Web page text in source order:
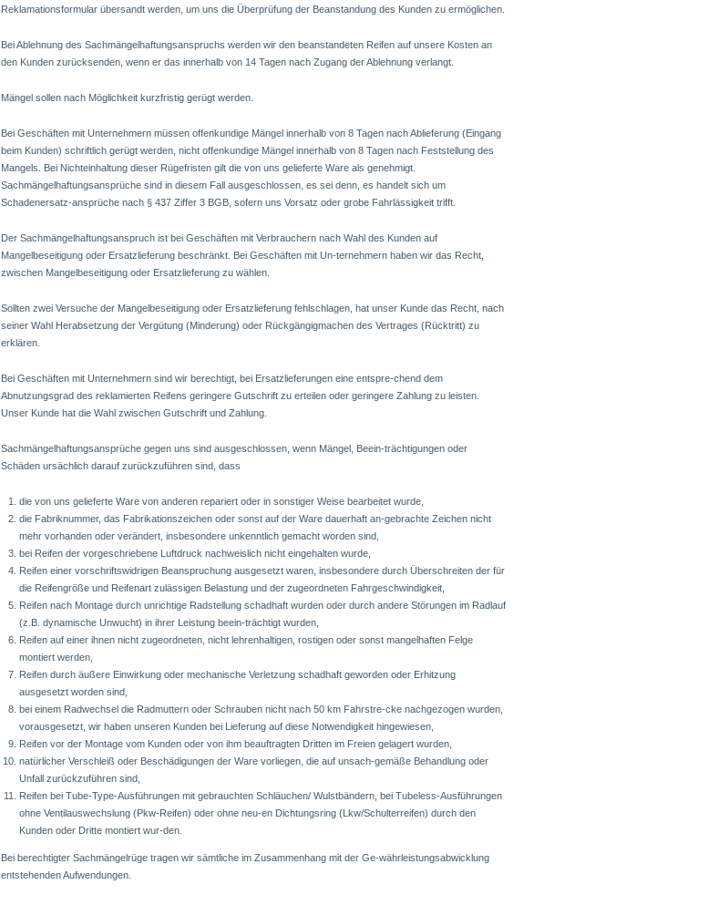
Reklamationsformular übersandt werden, um uns die Überprüfung der Beanstandung des Kunden zu ermöglichen.
Bei Ablehnung des Sachmängelhaftungsanspruchs werden wir den beanstandeten Reifen auf unsere Kosten an
den Kunden zurücksenden, wenn er das innerhalb von 14 Tagen nach Zugang der Ablehnung verlangt.
Mängel sollen nach Möglichkeit kurzfristig gerügt werden.
Bei Geschäften mit Unternehmern müssen offenkundige Mängel innerhalb von 8 Tagen nach Ablieferung (Eingang
beim Kunden) schriftlich gerügt werden, nicht offenkundige Mängel innerhalb von 8 Tagen nach Feststellung des
Mangels. Bei Nichteinhaltung dieser Rügefristen gilt die von uns gelieferte Ware als genehmigt.
Sachmängelhaftungsansprüche sind in diesem Fall ausgeschlossen, es sei denn, es handelt sich um
Schadenersatz-ansprüche nach § 437 Ziffer 3 BGB, sofern uns Vorsatz oder grobe Fahrlässigkeit trifft.
Der Sachmängelhaftungsanspruch ist bei Geschäften mit Verbrauchern nach Wahl des Kunden auf
Mangelbeseitigung oder Ersatzlieferung beschränkt. Bei Geschäften mit Un-ternehmern haben wir das Recht,
zwischen Mangelbeseitigung oder Ersatzlieferung zu wählen.
Sollten zwei Versuche der Mangelbeseitigung oder Ersatzlieferung fehlschlagen, hat unser Kunde das Recht, nach
seiner Wahl Herabsetzung der Vergütung (Minderung) oder Rückgängigmachen des Vertrages (Rücktritt) zu
erklären.
Bei Geschäften mit Unternehmern sind wir berechtigt, bei Ersatzlieferungen eine entspre-chend dem
Abnutzungsgrad des reklamierten Reifens geringere Gutschrift zu erteilen oder geringere Zahlung zu leisten.
Unser Kunde hat die Wahl zwischen Gutschrift und Zahlung.
Sachmängelhaftungsansprüche gegen uns sind ausgeschlossen, wenn Mängel, Beein-trächtigungen oder
Schäden ursächlich darauf zurückzuführen sind, dass
die von uns gelieferte Ware von anderen repariert oder in sonstiger Weise bearbeitet wurde,
die Fabriknummer, das Fabrikationszeichen oder sonst auf der Ware dauerhaft an-gebrachte Zeichen nicht
mehr vorhanden oder verändert, insbesondere unkenntlich gemacht worden sind,
bei Reifen der vorgeschriebene Luftdruck nachweislich nicht eingehalten wurde,
Reifen einer vorschriftswidrigen Beanspruchung ausgesetzt waren, insbesondere durch Überschreiten der für
die Reifengröße und Reifenart zulässigen Belastung und der zugeordneten Fahrgeschwindigkeit,
Reifen nach Montage durch unrichtige Radstellung schadhaft wurden oder durch andere Störungen im Radlauf
(z.B. dynamische Unwucht) in ihrer Leistung beein-trächtigt wurden,
Reifen auf einer ihnen nicht zugeordneten, nicht lehrenhaltigen, rostigen oder sonst mangelhaften Felge
montiert werden,
Reifen durch äußere Einwirkung oder mechanische Verletzung schadhaft geworden oder Erhitzung
ausgesetzt worden sind,
bei einem Radwechsel die Radmuttern oder Schrauben nicht nach 50 km Fahrstre-cke nachgezogen wurden,
vorausgesetzt, wir haben unseren Kunden bei Lieferung auf diese Notwendigkeit hingewiesen,
Reifen vor der Montage vom Kunden oder von ihm beauftragten Dritten im Freien gelagert wurden,
natürlicher Verschleiß oder Beschädigungen der Ware vorliegen, die auf unsach-gemäße Behandlung oder
Unfall zurückzuführen sind,
Reifen bei Tube-Type-Ausführungen mit gebrauchten Schläuchen/ Wulstbändern, bei Tubeless-Ausführungen
ohne Ventilauswechslung (Pkw-Reifen) oder ohne neu-en Dichtungsring (Lkw/Schulterreifen) durch den
Kunden oder Dritte montiert wur-den.
Bei berechtigter Sachmängelrüge tragen wir sämtliche im Zusammenhang mit der Ge-währleistungsabwicklung
entstehenden Aufwendungen.